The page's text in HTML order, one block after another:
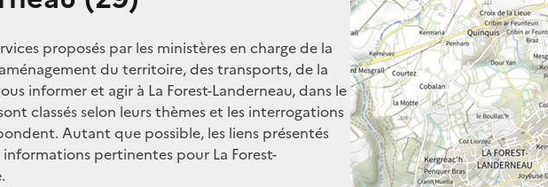
proposés par les ministères en charge de la
du territoire, des transports, de la
informer et agir à La Forest-Landerneau, dans le
classés selon leurs thèmes et les interrogations
Autant que possible, les liens présentés
pertinentes pour La Forest-